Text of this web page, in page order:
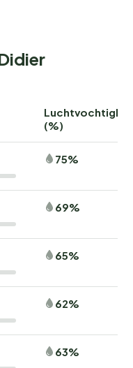
(%)
75%
69%
65%
62%
63%